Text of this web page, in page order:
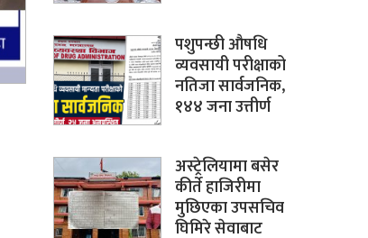
पशुपन्छी औषधि
व्यवसायी परीक्षाको
नतिजा सार्वजनिक,
१४४ जना उत्तीर्ण
अस्ट्रेलियामा बसेर
कीर्ते हाजिरीमा
मुछिएका उपसचिव
घिमिरे सेवाबाट